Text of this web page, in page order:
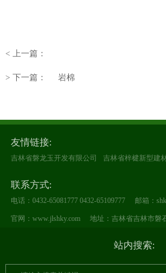
< 上一篇：
> 下一篇： 岩棉
友情链接:
吉林省磐龙玉开发有限公司 吉林省梓楗新型建
联系方式:
电话：0432-65081777 0432-65109777 邮箱：
官网：www.jlshky.com 地址：吉林省吉林市磐
站内搜索: